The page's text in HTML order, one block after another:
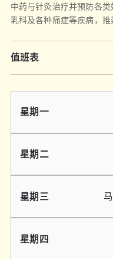
中药与针灸治疗并预防各
乳科及各种痛症等疾病，推
值班表
期
星
期期